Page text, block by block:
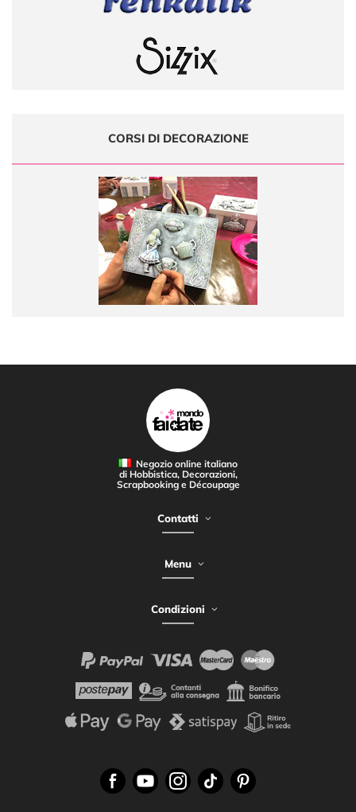
CORSI DI DECORAZIONE
Negozio online italiano
di Hobbistica, Decorazioni,
Scrapbooking e Découpage
Contatti
Menu
Condizioni